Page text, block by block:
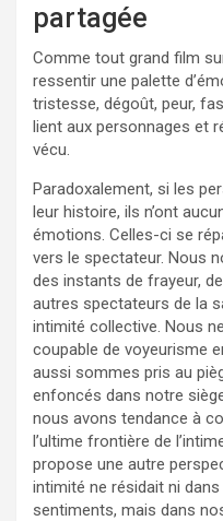
partagée
Comme tout grand film
ressentir une palette
tristesse, dégoût, peur,
lient aux personnages et
vécu.
Paradoxalement, si les
leur histoire, ils n’ont
émotions. Celles-ci se
vers le spectateur. Nous
des instants de frayeur,
autres spectateurs de la
intimité collective. Nous
coupable de voyeurisme
aussi sommes pris au
enfoncés dans notre
nous avons tendance à
l’ultime frontière de
propose une autre
intimité ne résidait ni
sentiments, mais dans